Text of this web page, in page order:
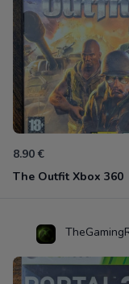
8.90 €
The Outfit Xbox 360